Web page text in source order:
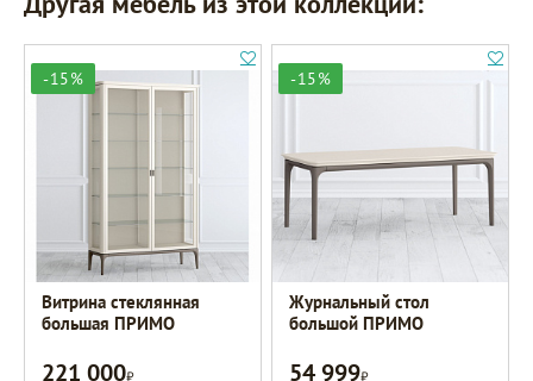
-15%
Витрина стеклянная
большая ПРИМО
221 000Р
-15%
Журнальный стол
большой ПРИМО
54 999Р